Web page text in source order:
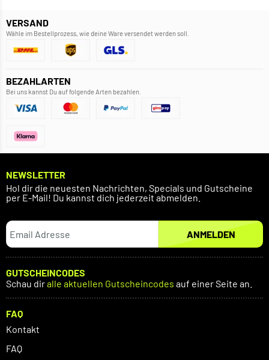
VERSAND
Wähle im Bestellprozess, wie deine Ware versendet werden soll.
BEZAHLARTEN
Bei uns kannst Du auf folgende Arten bezahlen.
NEWSLETTER
Hol dir die neuesten Nachrichten, Specials und Gutscheine
per E-Mail! Du kannst dich jederzeit abmelden.
ANMELDEN
GUTSCHEINCODES
Schau diralle aktuellen Gutscheincodes auf einer Seite an.
FAQ
Kontakt
FAQ